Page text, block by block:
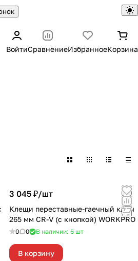
ВойтиСравнениеИзбранноеКорзина
3 045 ₽/шт
Клещи переставные-гаечный ключ
265 мм CR-V (с кнопкой) WORKPRO
0 0 В наличии: 6 шт
В корзину